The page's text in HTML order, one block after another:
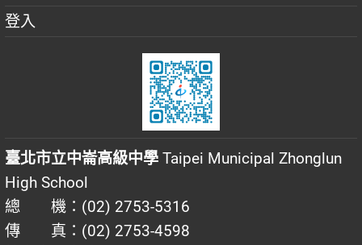
登入
臺北市立中崙高級中學 Taipei Municipal Zhonglun
High School
總 機：(02) 2753-5316
傳 真：(02) 2753-4598